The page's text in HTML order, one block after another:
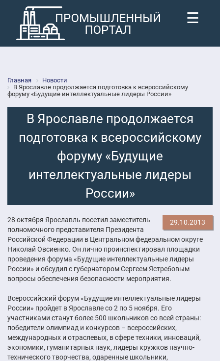
☰
Главная
Новости
В Ярославле продолжается подготовка к всероссийскому
форуму «Будущие интеллектуальные лидеры России»
В Ярославле продолжается
подготовка к всероссийскому
форуму «Будущие
интеллектуальные лидеры
России»
29.10.2013
28 октября Ярославль посетил заместитель
полномочного представителя Президента
Российской Федерации в Центральном федеральном округе
Николай Овсиенко. Он лично проинспектировал площадки
проведения форума «Будущие интеллектуальные лидеры
России» и обсудил с губернатором Сергеем Ястребовым
вопросы обеспечения безопасности мероприятия.
Всероссийский форум «Будущие интеллектуальные лидеры
России» пройдет в Ярославле со 2 по 5 ноября. Его
участниками станут более 500 школьников со всей страны:
победители олимпиад и конкурсов – всероссийских,
международных и отраслевых, в сфере техники, инноваций,
экономики, гуманитарных наук, лидеры кружков научно-
технического творчества, одаренные школьники,